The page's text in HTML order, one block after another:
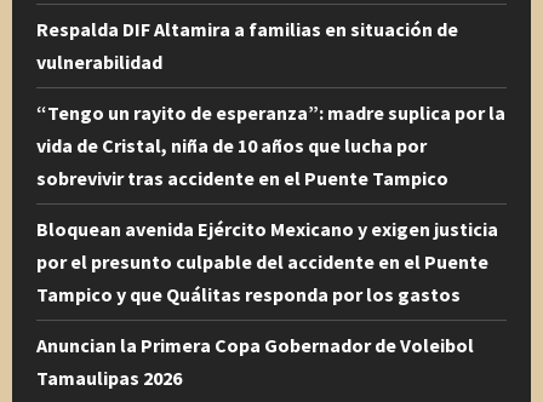
Respalda DIF Altamira a familias en situación de
vulnerabilidad
“Tengo un rayito de esperanza”: madre suplica por la
vida de Cristal, niña de 10 años que lucha por
sobrevivir tras accidente en el Puente Tampico
Bloquean avenida Ejército Mexicano y exigen justicia
por el presunto culpable del accidente en el Puente
Tampico y que Quálitas responda por los gastos
Anuncian la Primera Copa Gobernador de Voleibol
Tamaulipas 2026